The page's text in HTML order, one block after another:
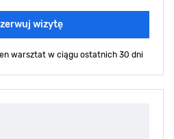
wizytę
warsztat w ciągu ostatnich 30 dni